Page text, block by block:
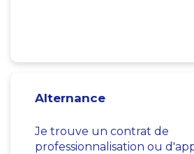
Alternance
Je trouve un contrat de
professionnalisation ou